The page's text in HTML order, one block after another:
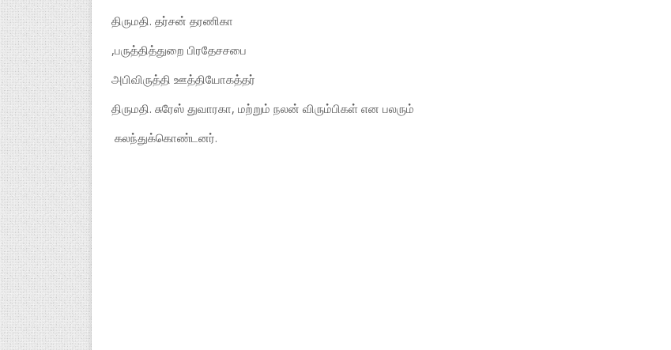
திருமதி. தர்சன் தரணிகா
,பருத்தித்துறை பிரதேசசபை
அபிவிருத்தி ஊத்தியோகத்தர்
திருமதி. சுரேஸ் துவாரகா, மற்றும் நலன் விரும்பிகள் என பலரும்
கலந்துக்கொண்டனர்.